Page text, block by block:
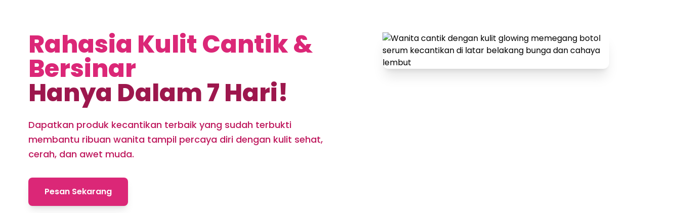
Rahasia Kulit Cantik &
Bersinar
Hanya Dalam 7 Hari!
Dapatkan produk kecantikan terbaik yang sudah terbukti
membantu ribuan wanita tampil percaya diri dengan kulit sehat,
cerah, dan awet muda.
Pesan Sekarang